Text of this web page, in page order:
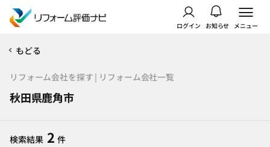
ログイン お知らせ メニュー
もどる
リフォーム会社を探す | リフォーム会社一覧
秋田県鹿角市
検索結果 2 件